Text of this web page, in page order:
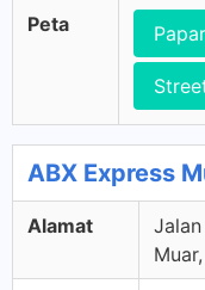
Peta
ABX Express
Alamat